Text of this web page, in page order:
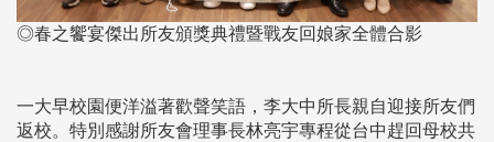
◎春之饗宴傑出所友頒獎典禮暨戰友回娘家全體合影
一大早校園便洋溢著歡聲笑語，李大中所長親自迎接所友們
返校。特別感謝所友會理事長林亮宇專程從台中趕回母校共